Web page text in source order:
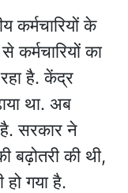
के
का
है. केंद्र
था. अब
सरकार ने
बढ़ोतरी की थी,
गया है.